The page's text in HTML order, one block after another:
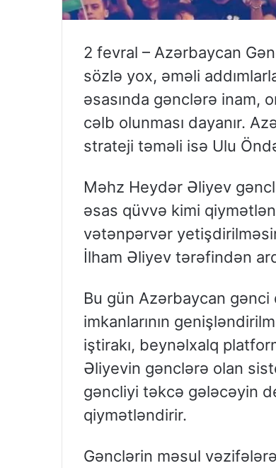
2 fevral – Azərbaycan
sözlə yox, əməli
əsasında gənclərə inam,
cəlb olunması dayanır.
strateji təməli isə Ulu
Məhz Heydər Əliyev
əsas qüvvə kimi
vətənpərvər
İlham Əliyev tərəfindən
Bu gün Azərbaycan
imkanlarının
iştirakı, beynəlxalq
Əliyevin gənclərə olan
gəncliyi təkcə gələcəyin
qiymətləndirir.
Gənclərin məsul